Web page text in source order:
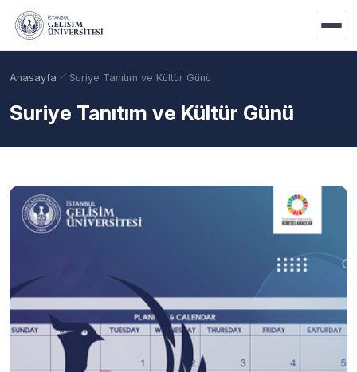
Ana içeriğe geç
Taban Puanlar
Anasayfa Suriye Tanıtım ve Kültür Günü
Suriye Tanıtım ve Kültür Günü